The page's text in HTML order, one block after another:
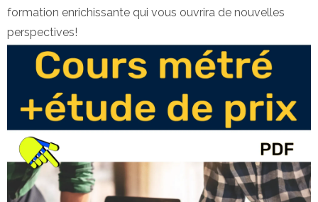
formation enrichissante qui vous ouvrira de nouvelles
perspectives!